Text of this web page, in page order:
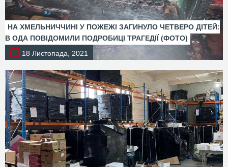
НА ХМЕЛЬНИЧЧИНІ У ПОЖЕЖІ ЗАГИНУЛО ЧЕТВЕРО ДІТЕЙ:
В ОДА ПОВІДОМИЛИ ПОДРОБИЦІ ТРАГЕДІЇ (ФОТО)
18 Листопада, 2021